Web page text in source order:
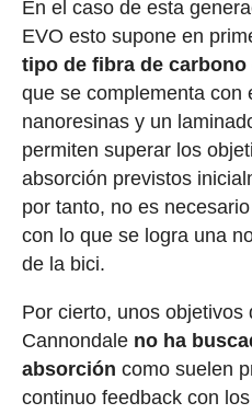
En el caso de esta
EVO esto supone en
tipo de fibra de
que se complementa con
nanoresinas y un
permiten superar los
absorción previstos
por tanto, no es
con lo que se logra una
de la bici.
Por cierto, unos objetivos
Cannondale no ha
absorción como suelen
continuo feedback con